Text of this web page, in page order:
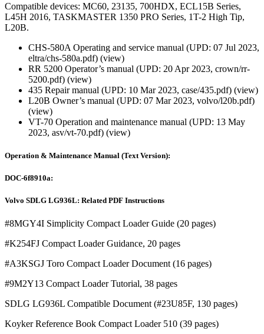
Compatible devices: MC60, 23135, 700HDX, ECL15B Series,
L45H 2016, TASKMASTER 1350 PRO Series, 1T-2 High Tip,
L20B.
CHS-580A Operating and service manual (UPD: 07 Jul 2023,
eltra/chs-580a.pdf) (view)
RR 5200 Operator’s manual (UPD: 20 Apr 2023, crown/rr-
5200.pdf) (view)
435 Repair manual (UPD: 10 Mar 2023, case/435.pdf) (view)
L20B Owner’s manual (UPD: 07 Mar 2023, volvo/l20b.pdf)
(view)
VT-70 Operation and maintenance manual (UPD: 13 May
2023, asv/vt-70.pdf) (view)
Operation & Maintenance Manual (Text Version):
DOC-6f8910a:
Volvo SDLG LG936L: Related PDF Instructions
#8MGY4I Simplicity Compact Loader Guide (20 pages)
#K254FJ Compact Loader Guidance, 20 pages
#A3KSGJ Toro Compact Loader Document (16 pages)
#9M2Y13 Compact Loader Tutorial, 38 pages
SDLG LG936L Compatible Document (#23U85F, 130 pages)
Koyker Reference Book Compact Loader 510 (39 pages)